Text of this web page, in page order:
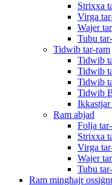
Strixxa
Virga
Wajer
Tubu
Tidwib tar-ram
Tidwib
Tidwib
Tidwib
Tidwib
Ram abjad
Folja
Strixxa
Virga
Wajer
Tubu
Ram mingħajr